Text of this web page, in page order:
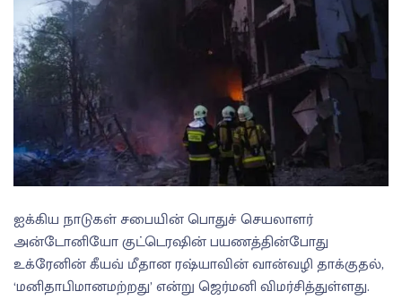
ஐக்கிய நாடுகள் சபையின் பொதுச் செயலாளர்
அன்டோனியோ குட்டெரஷின் பயணத்தின்போது
உக்ரேனின் கீயவ் மீதான ரஷ்யாவின் வான்வழி தாக்குதல்,
‘மனிதாபிமானமற்றது’ என்று ஜெர்மனி விமர்சித்துள்ளது.